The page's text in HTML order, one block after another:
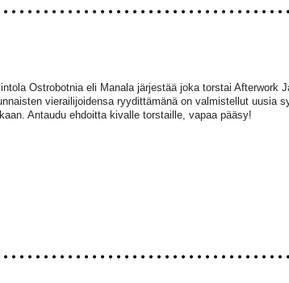
Ostrobotnia eli Manala järjestää joka torstai Afterwork
vierailijoidensa ryydittämänä on valmistellut uusia
Antaudu ehdoitta kivalle torstaille, vapaa pääsy!